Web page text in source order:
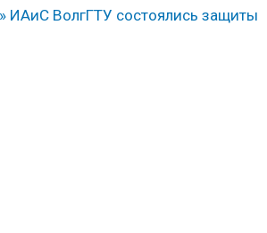
ИАиС ВолгГТУ состоялись защиты